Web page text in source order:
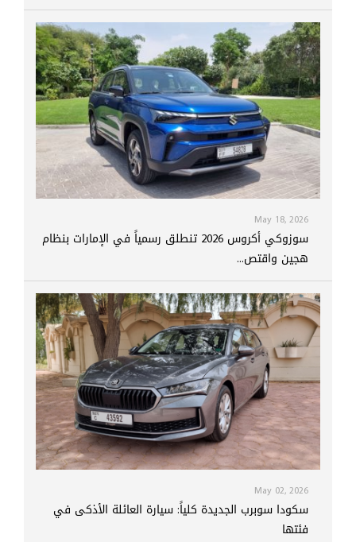
May 18, 2026
سوزوكي أكروس 2026 تنطلق رسمياً في الإمارات بنظام
هجين واقتص...
May 02, 2026
سكودا سوبرب الجديدة كلياً: سيارة العائلة الأذكى في
فئتها